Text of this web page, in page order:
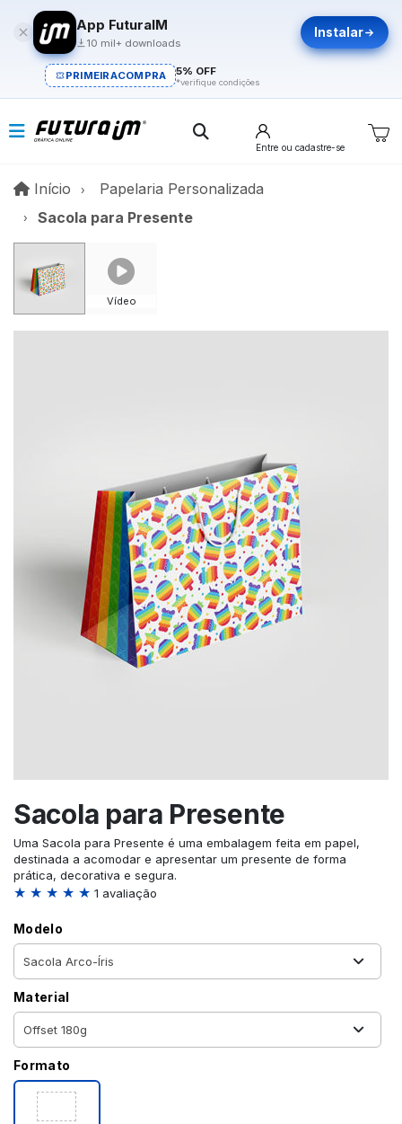
App FuturaIM
10 mil+ downloads
Instalar
PRIMEIRACOMPRA 5% OFF
*verifique condições
Entre ou cadastre-se
Início InícioPapelaria Personalizada
Sacola para Presente
Vídeo
Sacola para Presente
Uma Sacola para Presente é uma embalagem feita em papel,
destinada a acomodar e apresentar um presente de forma
prática, decorativa e segura.
★ ★ ★ ★ ★ 1 avaliação
Modelo
Material
Formato